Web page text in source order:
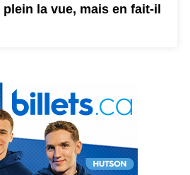
plein la vue, mais en fait-il